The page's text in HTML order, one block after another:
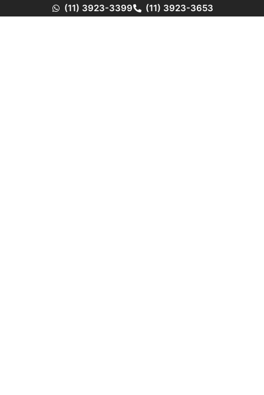
(11) 3923-3399 (11) 3923-3653